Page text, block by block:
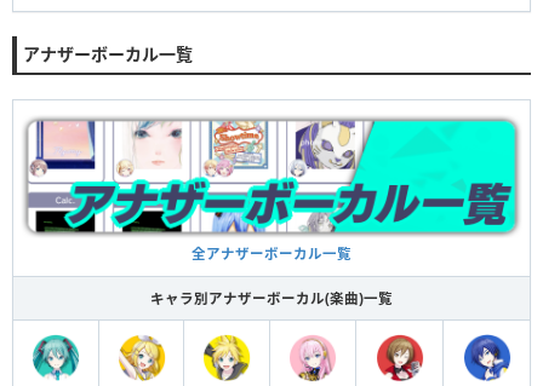
アナザーボーカル一覧
全アナザーボーカル一覧
キャラ別アナザーボーカル(楽曲)一覧